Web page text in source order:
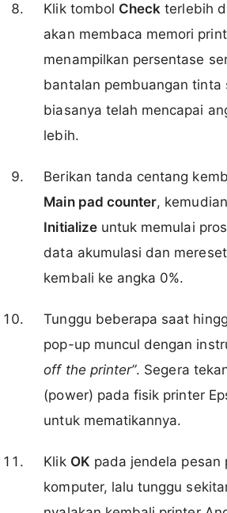
Klik tombol Check terlebih
akan membaca memori
menampilkan persentase
bantalan pembuangan tinta
biasanya telah mencapai
lebih.
Berikan tanda centang
Main pad counter,
Initializeuntuk memulai
data akumulasi dan
kembali ke angka 0%.
Tunggu beberapa saat
pop-up muncul dengan
off the printer”. Segera
(power) pada fisik printer
untuk mematikannya.
Klik OK pada jendela pesan
komputer, lalu tunggu